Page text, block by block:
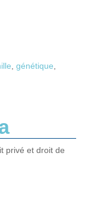
, génétique,
privé et droit de